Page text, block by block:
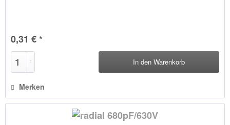
0,31 € *
In den Warenkorb
Merken